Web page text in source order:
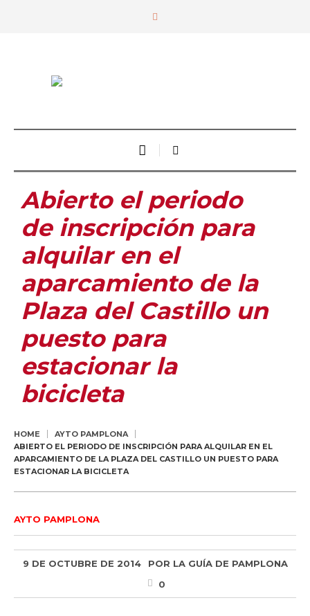
Abierto el periodo
de inscripción para
alquilar en el
aparcamiento de la
Plaza del Castillo un
puesto para
estacionar la
bicicleta
HOME
AYTO PAMPLONA
ABIERTO EL PERIODO DE INSCRIPCIÓN PARA ALQUILAR EN EL
APARCAMIENTO DE LA PLAZA DEL CASTILLO UN PUESTO PARA
ESTACIONAR LA BICICLETA
AYTO PAMPLONA
9 DE OCTUBRE DE 2014 POR LA GUÍA DE PAMPLONA
0